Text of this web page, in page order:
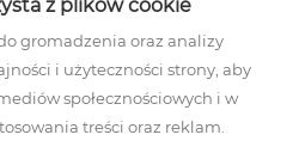
z plików cookie
gromadzenia oraz analizy
i użyteczności strony, aby
społecznościowych i w
treści oraz reklam.